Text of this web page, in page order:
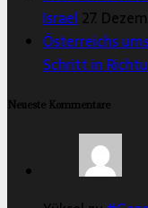
Israel 27.
Österreichs
Schritt in
Neueste Kommentare